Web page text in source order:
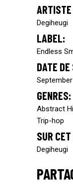
Degiheugi
LABEL:
Endless
DATE
GENRES:
Abstract
Trip-hop
SUR
Degiheugi